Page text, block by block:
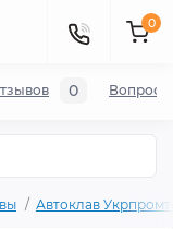
0
Автоклав
0 Вопросы